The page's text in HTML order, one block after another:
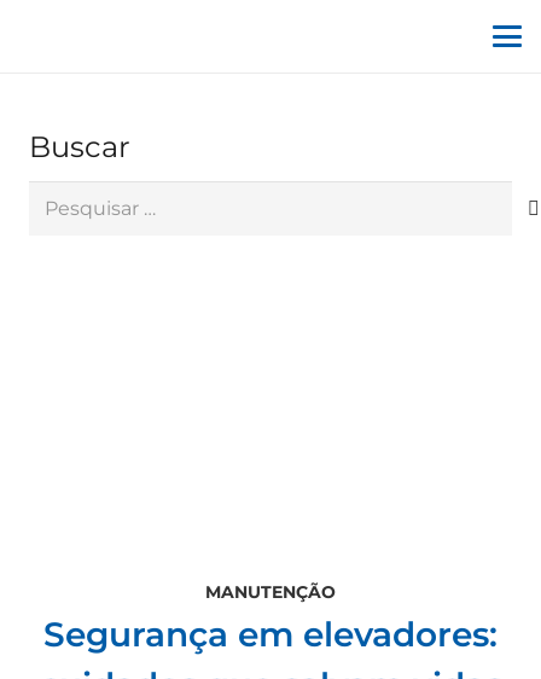
Buscar
Pesquisar
MANUTENÇÃO
Segurança em elevadores: